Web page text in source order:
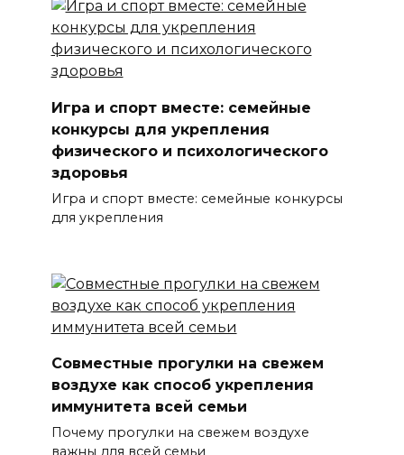
Игра и спорт вместе: семейные
конкурсы для укрепления
физического и психологического
здоровья
Игра и спорт вместе: семейные конкурсы
для укрепления
Совместные прогулки на свежем
воздухе как способ укрепления
иммунитета всей семьи
Почему прогулки на свежем воздухе